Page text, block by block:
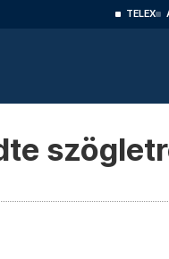
TELEX